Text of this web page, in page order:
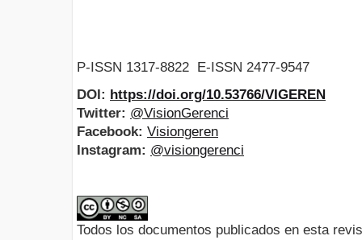
P-ISSN 1317-8822 E-ISSN 2477-9547
DOI: https://doi.org/10.53766/VIGEREN
Twitter: @VisionGerenci
Facebook: Visiongeren
Instagram: @visiongerenci
Todos los documentos publicados en esta